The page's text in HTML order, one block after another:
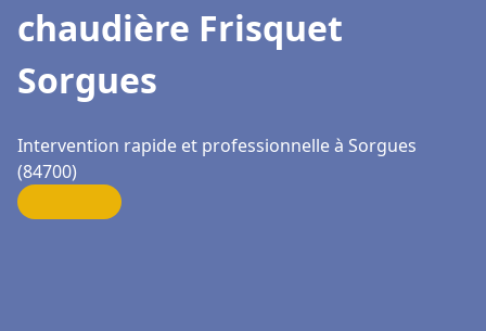
chaudière Frisquet
Sorgues
Intervention rapide et professionnelle à Sorgues
(84700)